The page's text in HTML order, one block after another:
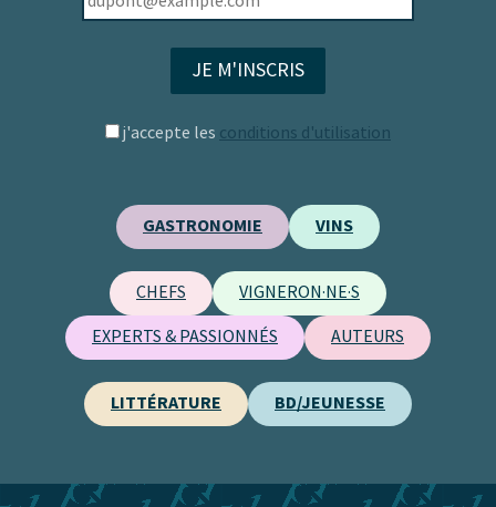
j'accepte les conditions d'utilisation
GASTRONOMIE VINS
CHEFS VIGNERON·NE·S
EXPERTS & PASSIONNÉS AUTEURS
LITTÉRATURE BD/JEUNESSE